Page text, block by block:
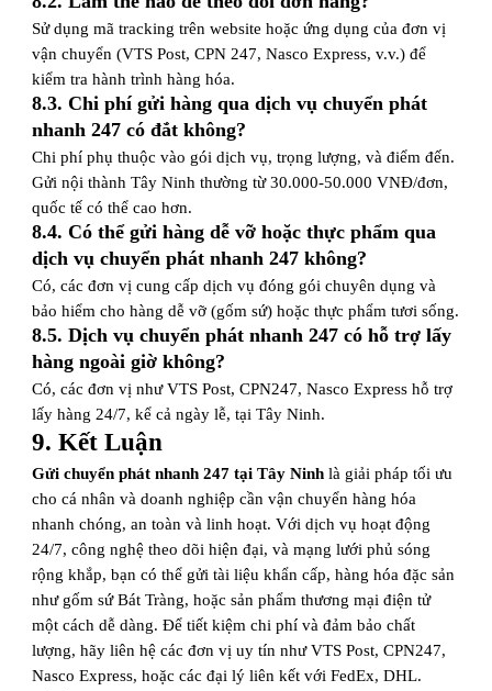
Sử dụng mã tracking trên website hoặc ứng dụng của đơn vị
vận chuyển (VTS Post, CPN 247, Nasco Express, v.v.) để
kiểm tra hành trình hàng hóa.
8.3. Chi phí gửi hàng qua dịch vụ chuyển phát
nhanh 247 có đắt không?
Chi phí phụ thuộc vào gói dịch vụ, trọng lượng, và điểm đến.
Gửi nội thành Tây Ninh thường từ 30.000-50.000 VNĐ/đơn,
quốc tế có thể cao hơn.
8.4. Có thể gửi hàng dễ vỡ hoặc thực phẩm qua
dịch vụ chuyển phát nhanh 247 không?
Có, các đơn vị cung cấp dịch vụ đóng gói chuyên dụng và
bảo hiểm cho hàng dễ vỡ (gốm sứ) hoặc thực phẩm tươi sống.
8.5. Dịch vụ chuyển phát nhanh 247 có hỗ trợ lấy
hàng ngoài giờ không?
Có, các đơn vị như VTS Post, CPN247, Nasco Express hỗ trợ
lấy hàng 24/7, kể cả ngày lễ, tại Tây Ninh.
9. Kết Luận
Gửi chuyển phát nhanh 247 tại Tây Ninh là giải pháp tối ưu
cho cá nhân và doanh nghiệp cần vận chuyển hàng hóa
nhanh chóng, an toàn và linh hoạt. Với dịch vụ hoạt động
24/7, công nghệ theo dõi hiện đại, và mạng lưới phủ sóng
rộng khắp, bạn có thể gửi tài liệu khẩn cấp, hàng hóa đặc sản
như gốm sứ Bát Tràng, hoặc sản phẩm thương mại điện tử
một cách dễ dàng. Để tiết kiệm chi phí và đảm bảo chất
lượng, hãy liên hệ các đơn vị uy tín như VTS Post, CPN247,
Nasco Express, hoặc các đại lý liên kết với FedEx, DHL.